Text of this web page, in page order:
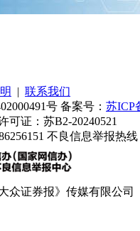
| 联系我们
号 备案号： 苏ICP
可证：苏B2-20240521
不良信息举报热线
众证券报》传媒有限公司